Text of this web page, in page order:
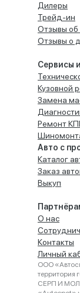
Дилеры
Трейд-ин
Отзывы об
Отзывы о
Сервисы
Кузовной
Замена
Ремонт
Авто с
Каталог
Заказ
Выкуп
О нас
Контакты
Личный
ООО
СЕРП И